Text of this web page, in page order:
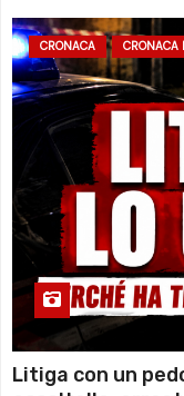
CRONACA CRONACA
Litiga con un